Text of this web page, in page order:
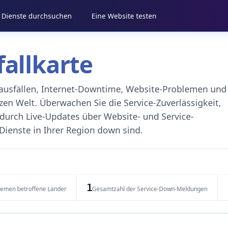
Dienste durchsuchen Eine Website testen
Internet-Downtime, Website-Problemen
Welt. Überwachen Sie die Service-Zuverlässigkeit,
Live-Updates über Website- und Service-
in Ihrer Region down sind.
betroffene Länder 1Gesamtzahl der Service-Down-Meldungen